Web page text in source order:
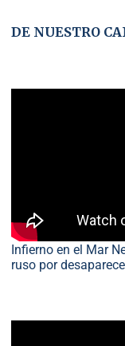
DE NUESTRO
Infierno en el Mar
ruso por